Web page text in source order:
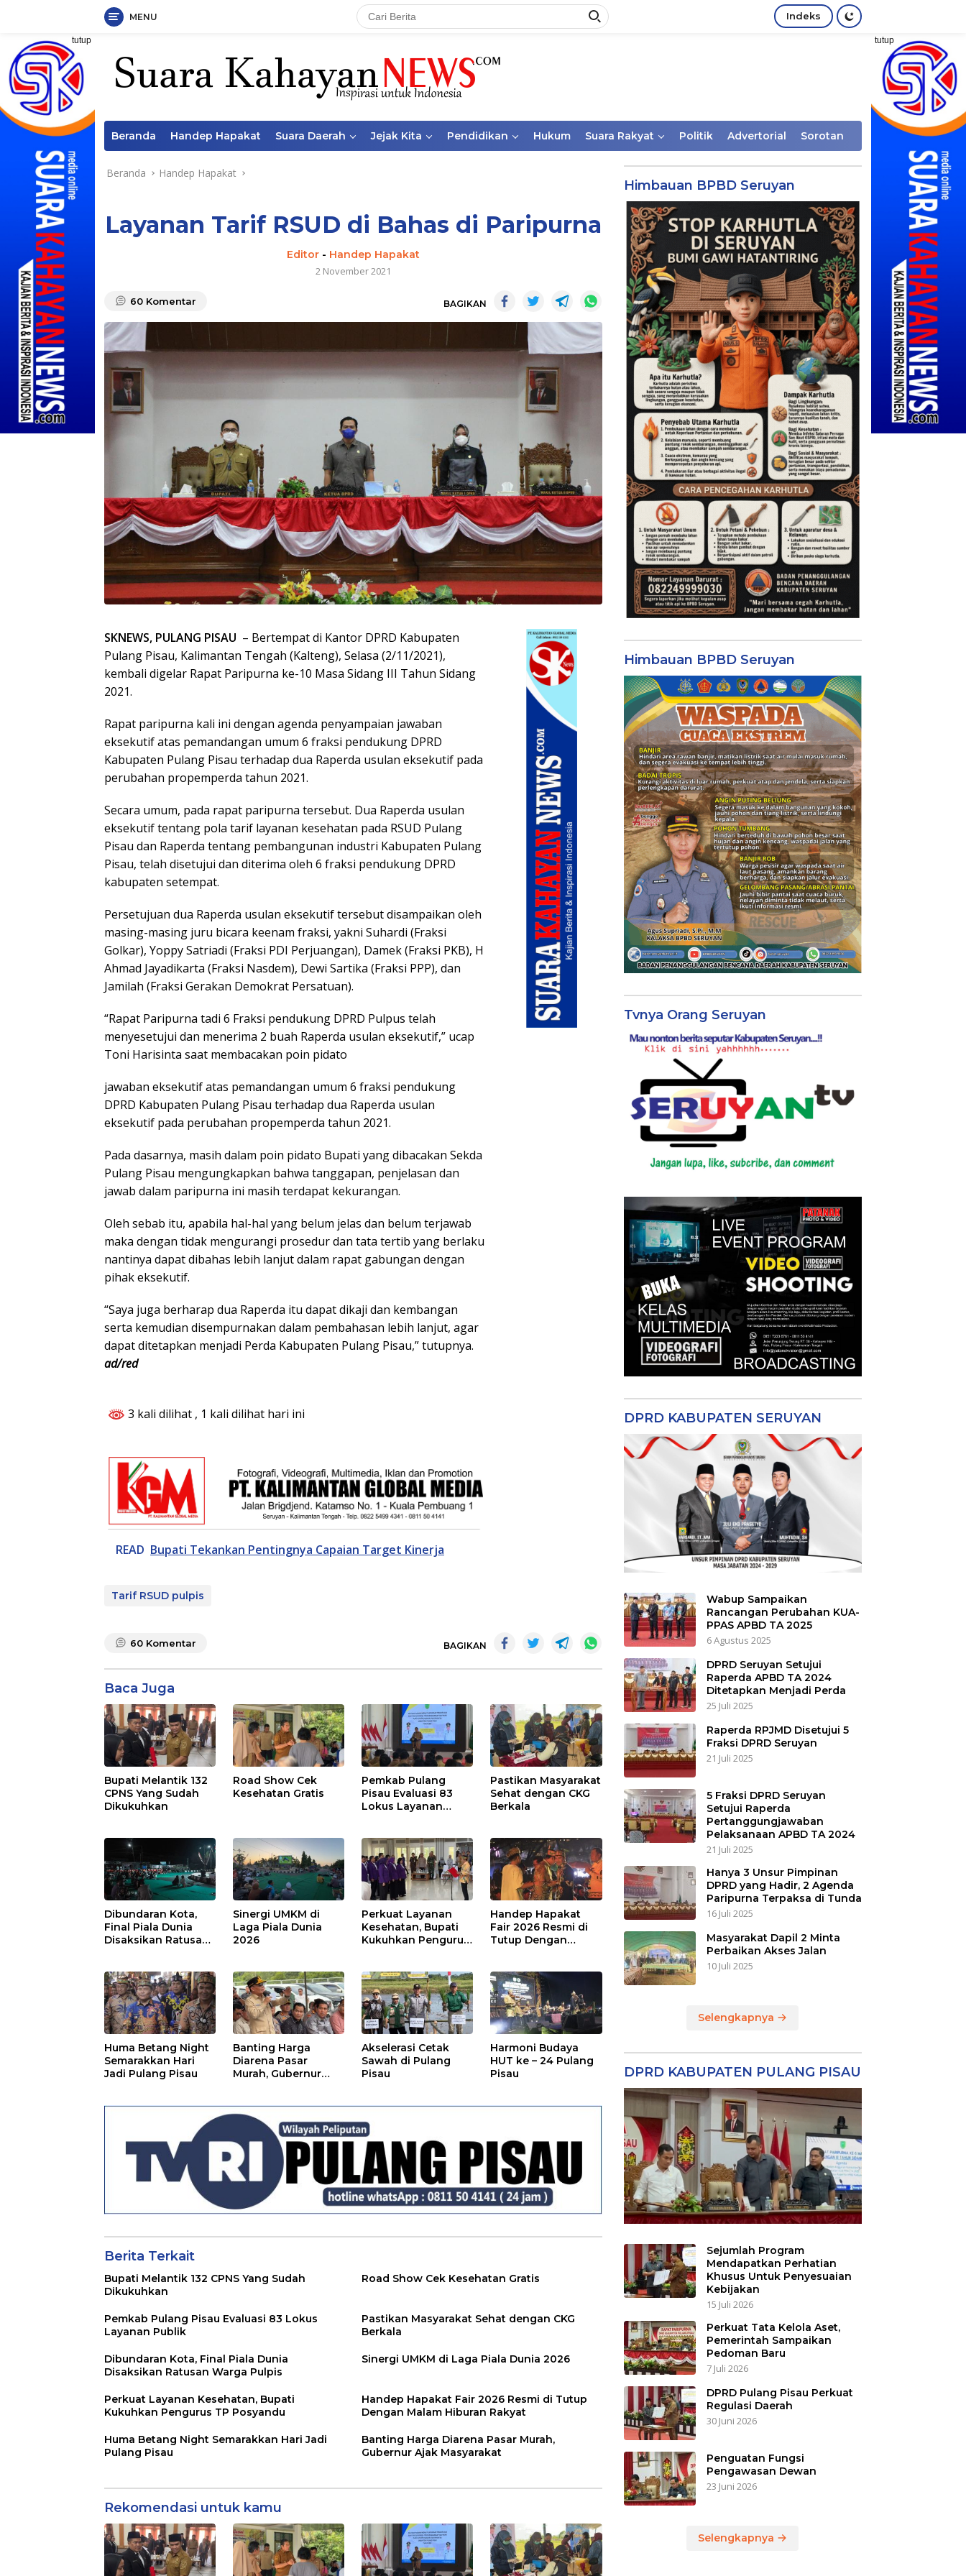
Langsung
konten
MENU Indeks
tutup tutup
Beranda Handep Hapakat Suara Daerah Jejak Kita Pendidikan Hukum Suara Rakyat Politik Advertorial Sorotan
Beranda Handep Hapakat
Layanan Tarif RSUD di Bahas di Paripurna
Editor- Handep Hapakat
2 November 2021
60 Komentar BAGIKAN
SKNEWS, PULANG PISAU – Bertempat di Kantor DPRD Kabupaten
Pulang Pisau, Kalimantan Tengah (Kalteng), Selasa (2/11/2021),
kembali digelar Rapat Paripurna ke-10 Masa Sidang III Tahun Sidang
2021.
Rapat paripurna kali ini dengan agenda penyampaian jawaban
eksekutif atas pemandangan umum 6 fraksi pendukung DPRD
Kabupaten Pulang Pisau terhadap dua Raperda usulan eksekutif pada
perubahan propemperda tahun 2021.
Secara umum, pada rapat paripurna tersebut. Dua Raperda usulan
eksekutif tentang pola tarif layanan kesehatan pada RSUD Pulang
Pisau dan Raperda tentang pembangunan industri Kabupaten Pulang
Pisau, telah disetujui dan diterima oleh 6 fraksi pendukung DPRD
kabupaten setempat.
Persetujuan dua Raperda usulan eksekutif tersebut disampaikan oleh
masing-masing juru bicara keenam fraksi, yakni Suhardi (Fraksi
Golkar), Yoppy Satriadi (Fraksi PDI Perjuangan), Damek (Fraksi PKB), H
Ahmad Jayadikarta (Fraksi Nasdem), Dewi Sartika (Fraksi PPP), dan
Jamilah (Fraksi Gerakan Demokrat Persatuan).
“Rapat Paripurna tadi 6 Fraksi pendukung DPRD Pulpus telah
menyesetujui dan menerima 2 buah Raperda usulan eksekutif,” ucap
Toni Harisinta saat membacakan poin pidato
jawaban eksekutif atas pemandangan umum 6 fraksi pendukung
DPRD Kabupaten Pulang Pisau terhadap dua Raperda usulan
eksekutif pada perubahan propemperda tahun 2021.
Pada dasarnya, masih dalam poin pidato Bupati yang dibacakan Sekda
Pulang Pisau mengungkapkan bahwa tanggapan, penjelasan dan
jawab dalam paripurna ini masih terdapat kekurangan.
Oleh sebab itu, apabila hal-hal yang belum jelas dan belum terjawab
maka dengan tidak mengurangi prosedur dan tata tertib yang berlaku
nantinya dapat dibahas lebih lanjut dalam rapat gabungan dengan
pihak eksekutif.
“Saya juga berharap dua Raperda itu dapat dikaji dan kembangan
serta kemudian disempurnakan dalam pembahasan lebih lanjut, agar
dapat ditetapkan menjadi Perda Kabupaten Pulang Pisau,” tutupnya.
ad/red
3 kali dilihat , 1 kali dilihat hari ini
READ Bupati Tekankan Pentingnya Capaian Target Kinerja
Tarif RSUD pulpis
60 Komentar BAGIKAN
Baca Juga
Bupati Melantik 132
CPNS Yang Sudah
Dikukuhkan
Road Show Cek
Kesehatan Gratis
Pemkab Pulang
Pisau Evaluasi 83
Lokus Layanan
Pastikan Masyarakat
Sehat dengan CKG
Berkala
Dibundaran Kota,
Final Piala Dunia
Disaksikan Ratusan
Sinergi UMKM di
Laga Piala Dunia
2026
Perkuat Layanan
Kesehatan, Bupati
Kukuhkan Pengurus
Handep Hapakat
Fair 2026 Resmi di
Tutup Dengan
Huma Betang Night
Semarakkan Hari
Jadi Pulang Pisau
Banting Harga
Diarena Pasar
Murah, Gubernur
Akselerasi Cetak
Sawah di Pulang
Pisau
Harmoni Budaya
HUT ke – 24 Pulang
Pisau
Berita Terkait
Bupati Melantik 132 CPNS Yang Sudah
Dikukuhkan
Road Show Cek Kesehatan Gratis
Pemkab Pulang Pisau Evaluasi 83 Lokus
Layanan Publik
Pastikan Masyarakat Sehat dengan CKG
Berkala
Dibundaran Kota, Final Piala Dunia
Disaksikan Ratusan Warga Pulpis
Sinergi UMKM di Laga Piala Dunia 2026
Perkuat Layanan Kesehatan, Bupati
Kukuhkan Pengurus TP Posyandu
Handep Hapakat Fair 2026 Resmi di Tutup
Dengan Malam Hiburan Rakyat
Huma Betang Night Semarakkan Hari Jadi
Pulang Pisau
Banting Harga Diarena Pasar Murah,
Gubernur Ajak Masyarakat
Rekomendasi untuk kamu
Himbauan BPBD Seruyan
Himbauan BPBD Seruyan
Tvnya Orang Seruyan
DPRD KABUPATEN SERUYAN
Wabup Sampaikan
Rancangan Perubahan KUA-
PPAS APBD TA 2025
6 Agustus 2025
DPRD Seruyan Setujui
Raperda APBD TA 2024
Ditetapkan Menjadi Perda
25 Juli 2025
Raperda RPJMD Disetujui 5
Fraksi DPRD Seruyan
21 Juli 2025
5 Fraksi DPRD Seruyan
Setujui Raperda
Pertanggungjawaban
Pelaksanaan APBD TA 2024
21 Juli 2025
Hanya 3 Unsur Pimpinan
DPRD yang Hadir, 2 Agenda
Paripurna Terpaksa di Tunda
16 Juli 2025
Masyarakat Dapil 2 Minta
Perbaikan Akses Jalan
10 Juli 2025
Selengkapnya
DPRD KABUPATEN PULANG PISAU
Sejumlah Program
Mendapatkan Perhatian
Khusus Untuk Penyesuaian
Kebijakan
15 Juli 2026
Perkuat Tata Kelola Aset,
Pemerintah Sampaikan
Pedoman Baru
7 Juli 2026
DPRD Pulang Pisau Perkuat
Regulasi Daerah
30 Juni 2026
Penguatan Fungsi
Pengawasan Dewan
23 Juni 2026
Selengkapnya